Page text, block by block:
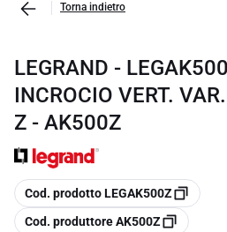
Torna indietro
LEGRAND -
INCROCIO VERT.
Z - AK500Z
copia
Cod. prodotto LEGAK500Z
copia
Cod. produttore AK500Z